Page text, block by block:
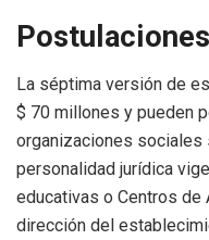
La séptima versión de
$ 70 millones y pueden
organizaciones sociales
personalidad jurídica
educativas o Centros de
dirección del